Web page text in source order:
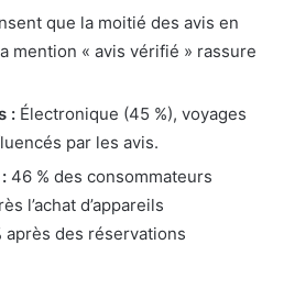
que la moitié des avis en
mention « avis vérifié » rassure
: Électronique (45 %), voyages
par les avis.
46 % des consommateurs
l’achat d’appareils
des réservations